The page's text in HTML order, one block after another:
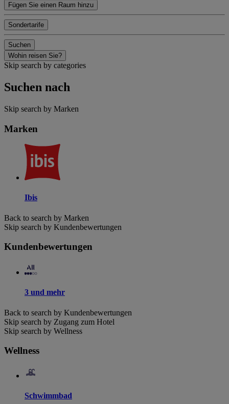
Fügen Sie einen Raum hinzu
Sondertarife
Suchen
Wohin reisen Sie?
Skip search by categories
Suchen nach
Skip search by Marken
Marken
Ibis
Back to search by Marken
Skip search by Kundenbewertungen
Kundenbewertungen
3 und mehr
Back to search by Kundenbewertungen
Skip search by Zugang zum Hotel
Skip search by Wellness
Wellness
Schwimmbad